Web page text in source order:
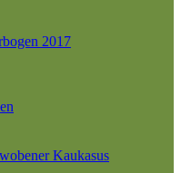
2017
Kaukasus